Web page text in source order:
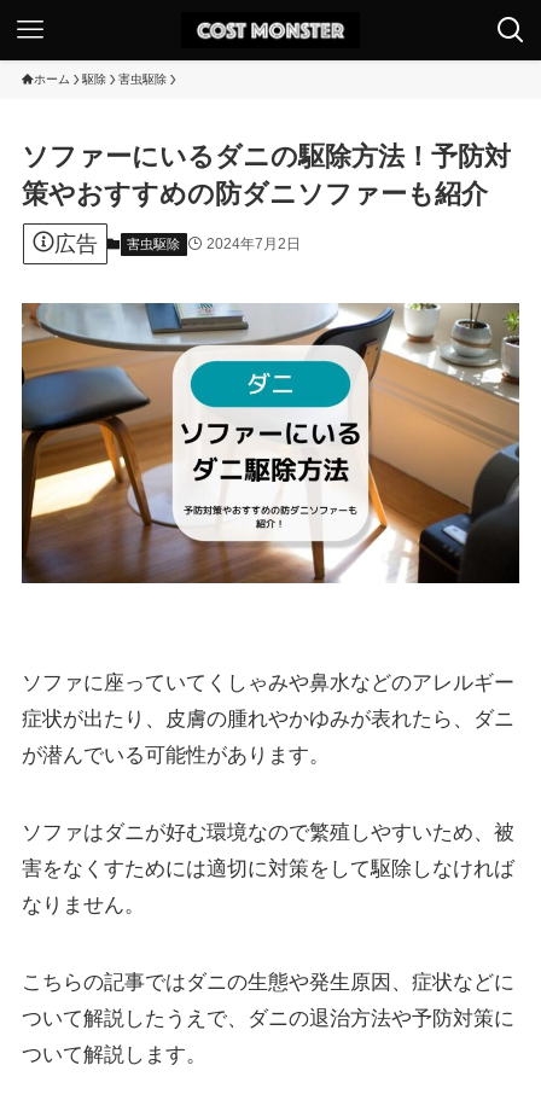
ホーム 駆除 害虫駆除
ソファーにいるダニの駆除方法！予防対
策やおすすめの防ダニソファーも紹介
広告 害虫駆除 2024年7月2日
ソファに座っていてくしゃみや鼻水などのアレルギー
症状が出たり、皮膚の腫れやかゆみが表れたら、ダニ
が潜んでいる可能性があります。
ソファはダニが好む環境なので繁殖しやすいため、被
害をなくすためには適切に対策をして駆除しなければ
なりません。
こちらの記事ではダニの生態や発生原因、症状などに
ついて解説したうえで、ダニの退治方法や予防対策に
ついて解説します。